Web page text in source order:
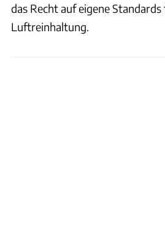
das Recht auf eigene
Luftreinhaltung.